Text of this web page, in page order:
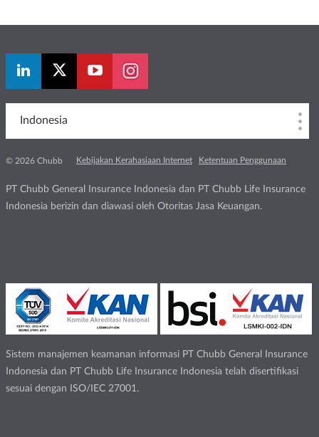
Indonesia
© 2026 Chubb Kebijakan Kerahasiaan Internet Ketentuan Penggunaan
PT Chubb General Insurance Indonesia dan PT Chubb Life Insurance
Indonesia berizin dan diawasi oleh Otoritas Jasa Keuangan.
Sistem manajemen keamanan informasi PT Chubb General Insurance
Indonesia dan PT Chubb Life Insurance Indonesia telah disertifikasi
sesuai dengan ISO/IEC 27001.